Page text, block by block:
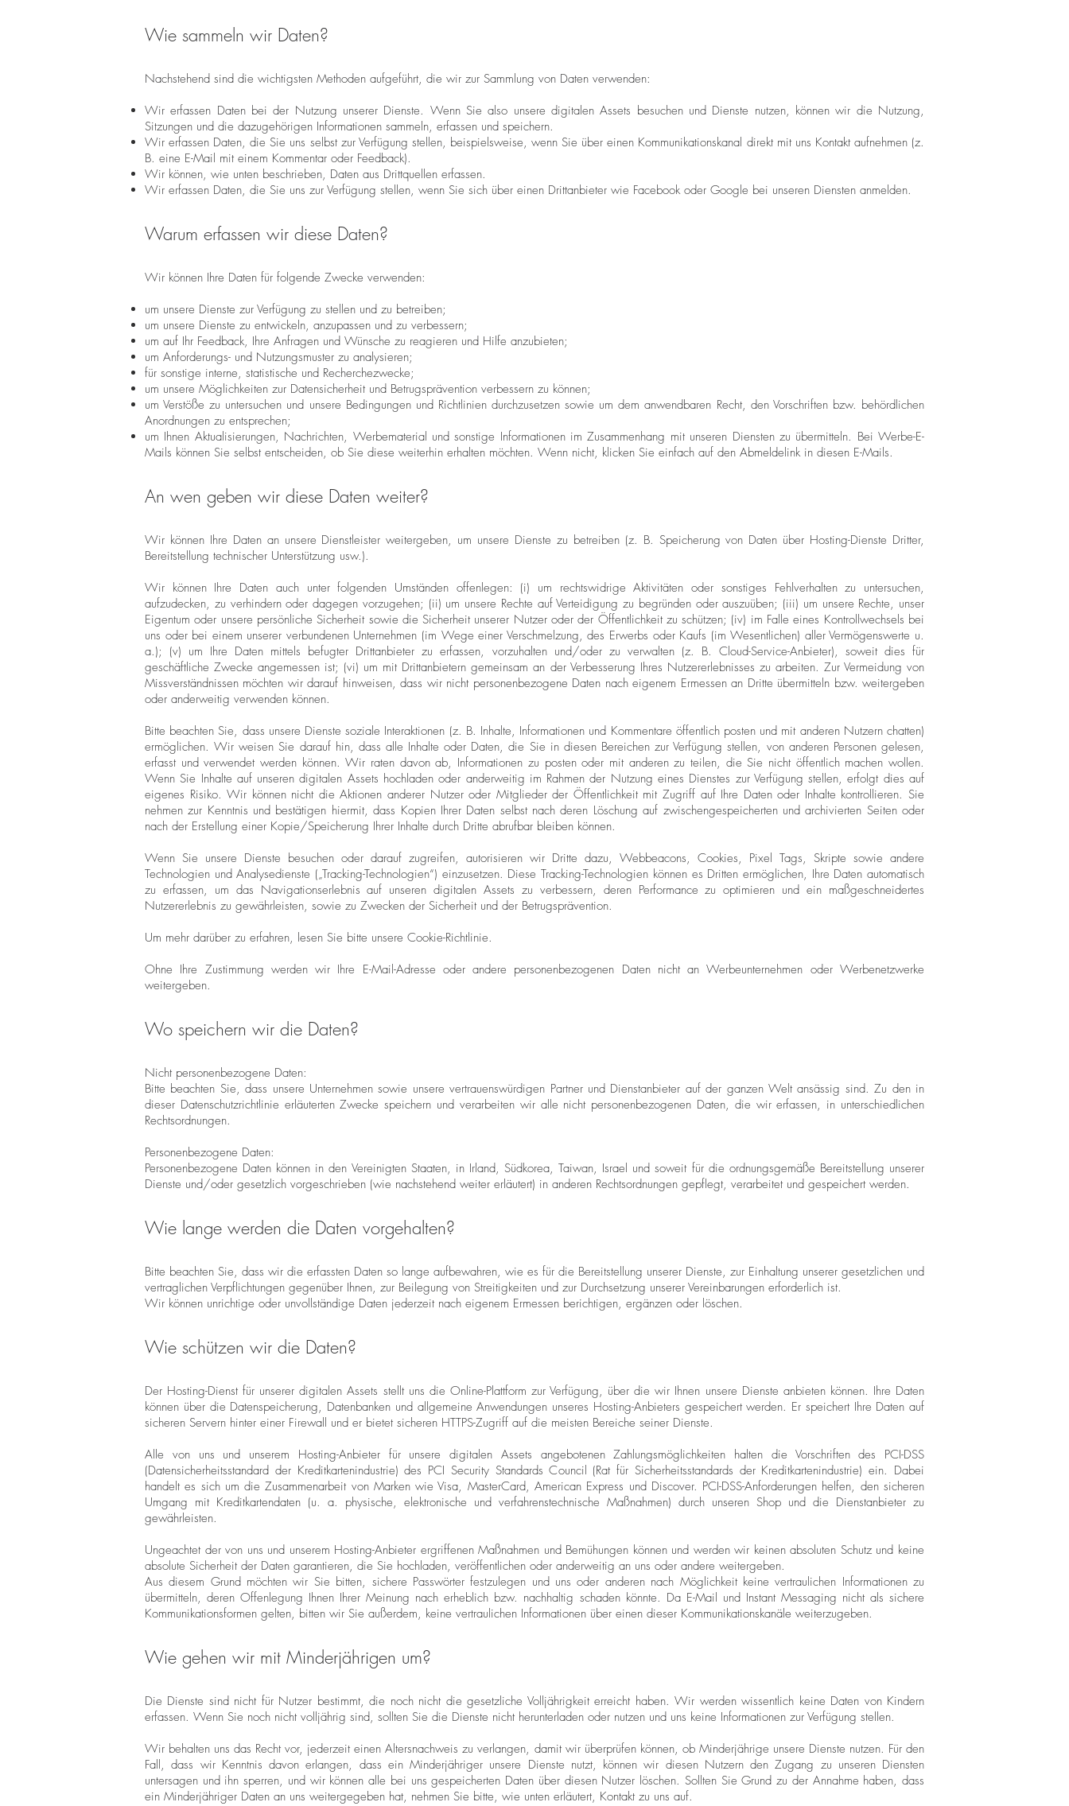
Wie sammeln wir Daten?
Nachstehend sind die wichtigsten Methoden aufgeführt, die wir zur Sammlung von Daten verwenden:
Wir erfassen Daten bei der Nutzung unserer Dienste. Wenn Sie also unsere digitalen Assets besuchen und Dienste nutzen, können wir die Nutzung,
Sitzungen und die dazugehörigen Informationen sammeln, erfassen und speichern.
Wir erfassen Daten, die Sie uns selbst zur Verfügung stellen, beispielsweise, wenn Sie über einen Kommunikationskanal direkt mit uns Kontakt aufnehmen (z.
B. eine E-Mail mit einem Kommentar oder Feedback).
Wir können, wie unten beschrieben, Daten aus Drittquellen erfassen.
Wir erfassen Daten, die Sie uns zur Verfügung stellen, wenn Sie sich über einen Drittanbieter wie Facebook oder Google bei unseren Diensten anmelden.
Warum erfassen wir diese Daten?
Wir können Ihre Daten für folgende Zwecke verwenden:
um unsere Dienste zur Verfügung zu stellen und zu betreiben;
um unsere Dienste zu entwickeln, anzupassen und zu verbessern;
um auf Ihr Feedback, Ihre Anfragen und Wünsche zu reagieren und Hilfe anzubieten;
um Anforderungs- und Nutzungsmuster zu analysieren;
für sonstige interne, statistische und Recherchezwecke;
um unsere Möglichkeiten zur Datensicherheit und Betrugsprävention verbessern zu können;
um Verstöße zu untersuchen und unsere Bedingungen und Richtlinien durchzusetzen sowie um dem anwendbaren Recht, den Vorschriften bzw. behördlichen
Anordnungen zu entsprechen;
um Ihnen Aktualisierungen, Nachrichten, Werbematerial und sonstige Informationen im Zusammenhang mit unseren Diensten zu übermitteln. Bei Werbe-E-
Mails können Sie selbst entscheiden, ob Sie diese weiterhin erhalten möchten. Wenn nicht, klicken Sie einfach auf den Abmeldelink in diesen E-Mails.
An wen geben wir diese Daten weiter?
Wir können Ihre Daten an unsere Dienstleister weitergeben, um unsere Dienste zu betreiben (z. B. Speicherung von Daten über Hosting-Dienste Dritter,
Bereitstellung technischer Unterstützung usw.).
Wir können Ihre Daten auch unter folgenden Umständen offenlegen: (i) um rechtswidrige Aktivitäten oder sonstiges Fehlverhalten zu untersuchen,
aufzudecken, zu verhindern oder dagegen vorzugehen; (ii) um unsere Rechte auf Verteidigung zu begründen oder auszuüben; (iii) um unsere Rechte, unser
Eigentum oder unsere persönliche Sicherheit sowie die Sicherheit unserer Nutzer oder der Öffentlichkeit zu schützen; (iv) im Falle eines Kontrollwechsels bei
uns oder bei einem unserer verbundenen Unternehmen (im Wege einer Verschmelzung, des Erwerbs oder Kaufs (im Wesentlichen) aller Vermögenswerte u.
a.); (v) um Ihre Daten mittels befugter Drittanbieter zu erfassen, vorzuhalten und/oder zu verwalten (z. B. Cloud-Service-Anbieter), soweit dies für
geschäftliche Zwecke angemessen ist; (vi) um mit Drittanbietern gemeinsam an der Verbesserung Ihres Nutzererlebnisses zu arbeiten. Zur Vermeidung von
Missverständnissen möchten wir darauf hinweisen, dass wir nicht personenbezogene Daten nach eigenem Ermessen an Dritte übermitteln bzw. weitergeben
oder anderweitig verwenden können.
Bitte beachten Sie, dass unsere Dienste soziale Interaktionen (z. B. Inhalte, Informationen und Kommentare öffentlich posten und mit anderen Nutzern chatten)
ermöglichen. Wir weisen Sie darauf hin, dass alle Inhalte oder Daten, die Sie in diesen Bereichen zur Verfügung stellen, von anderen Personen gelesen,
erfasst und verwendet werden können. Wir raten davon ab, Informationen zu posten oder mit anderen zu teilen, die Sie nicht öffentlich machen wollen.
Wenn Sie Inhalte auf unseren digitalen Assets hochladen oder anderweitig im Rahmen der Nutzung eines Dienstes zur Verfügung stellen, erfolgt dies auf
eigenes Risiko. Wir können nicht die Aktionen anderer Nutzer oder Mitglieder der Öffentlichkeit mit Zugriff auf Ihre Daten oder Inhalte kontrollieren. Sie
nehmen zur Kenntnis und bestätigen hiermit, dass Kopien Ihrer Daten selbst nach deren Löschung auf zwischengespeicherten und archivierten Seiten oder
nach der Erstellung einer Kopie/Speicherung Ihrer Inhalte durch Dritte abrufbar bleiben können.
Wenn Sie unsere Dienste besuchen oder darauf zugreifen, autorisieren wir Dritte dazu, Webbeacons, Cookies, Pixel Tags, Skripte sowie andere
Technologien und Analysedienste („Tracking-Technologien“) einzusetzen. Diese Tracking-Technologien können es Dritten ermöglichen, Ihre Daten automatisch
zu erfassen, um das Navigationserlebnis auf unseren digitalen Assets zu verbessern, deren Performance zu optimieren und ein maßgeschneidertes
Nutzererlebnis zu gewährleisten, sowie zu Zwecken der Sicherheit und der Betrugsprävention.
Um mehr darüber zu erfahren, lesen Sie bitte unsere Cookie-Richtlinie.
Ohne Ihre Zustimmung werden wir Ihre E-Mail-Adresse oder andere personenbezogenen Daten nicht an Werbeunternehmen oder Werbenetzwerke
weitergeben.
Wo speichern wir die Daten?
Nicht personenbezogene Daten:
Bitte beachten Sie, dass unsere Unternehmen sowie unsere vertrauenswürdigen Partner und Dienstanbieter auf der ganzen Welt ansässig sind. Zu den in
dieser Datenschutzrichtlinie erläuterten Zwecke speichern und verarbeiten wir alle nicht personenbezogenen Daten, die wir erfassen, in unterschiedlichen
Rechtsordnungen.
Personenbezogene Daten:
Personenbezogene Daten können in den Vereinigten Staaten, in Irland, Südkorea, Taiwan, Israel und soweit für die ordnungsgemäße Bereitstellung unserer
Dienste und/oder gesetzlich vorgeschrieben (wie nachstehend weiter erläutert) in anderen Rechtsordnungen gepflegt, verarbeitet und gespeichert werden.
Wie lange werden die Daten vorgehalten?
Bitte beachten Sie, dass wir die erfassten Daten so lange aufbewahren, wie es für die Bereitstellung unserer Dienste, zur Einhaltung unserer gesetzlichen und
vertraglichen Verpflichtungen gegenüber Ihnen, zur Beilegung von Streitigkeiten und zur Durchsetzung unserer Vereinbarungen erforderlich ist.
Wir können unrichtige oder unvollständige Daten jederzeit nach eigenem Ermessen berichtigen, ergänzen oder löschen.
Wie schützen wir die Daten?
Der Hosting-Dienst für unserer digitalen Assets stellt uns die Online-Plattform zur Verfügung, über die wir Ihnen unsere Dienste anbieten können. Ihre Daten
können über die Datenspeicherung, Datenbanken und allgemeine Anwendungen unseres Hosting-Anbieters gespeichert werden. Er speichert Ihre Daten auf
sicheren Servern hinter einer Firewall und er bietet sicheren HTTPS-Zugriff auf die meisten Bereiche seiner Dienste.
Alle von uns und unserem Hosting-Anbieter für unsere digitalen Assets angebotenen Zahlungsmöglichkeiten halten die Vorschriften des PCI-DSS
(Datensicherheitsstandard der Kreditkartenindustrie) des PCI Security Standards Council (Rat für Sicherheitsstandards der Kreditkartenindustrie) ein. Dabei
handelt es sich um die Zusammenarbeit von Marken wie Visa, MasterCard, American Express und Discover. PCI-DSS-Anforderungen helfen, den sicheren
Umgang mit Kreditkartendaten (u. a. physische, elektronische und verfahrenstechnische Maßnahmen) durch unseren Shop und die Dienstanbieter zu
gewährleisten.
Ungeachtet der von uns und unserem Hosting-Anbieter ergriffenen Maßnahmen und Bemühungen können und werden wir keinen absoluten Schutz und keine
absolute Sicherheit der Daten garantieren, die Sie hochladen, veröffentlichen oder anderweitig an uns oder andere weitergeben.
Aus diesem Grund möchten wir Sie bitten, sichere Passwörter festzulegen und uns oder anderen nach Möglichkeit keine vertraulichen Informationen zu
übermitteln, deren Offenlegung Ihnen Ihrer Meinung nach erheblich bzw. nachhaltig schaden könnte. Da E-Mail und Instant Messaging nicht als sichere
Kommunikationsformen gelten, bitten wir Sie außerdem, keine vertraulichen Informationen über einen dieser Kommunikationskanäle weiterzugeben.
Wie gehen wir mit Minderjährigen um?
Die Dienste sind nicht für Nutzer bestimmt, die noch nicht die gesetzliche Volljährigkeit erreicht haben. Wir werden wissentlich keine Daten von Kindern
erfassen. Wenn Sie noch nicht volljährig sind, sollten Sie die Dienste nicht herunterladen oder nutzen und uns keine Informationen zur Verfügung stellen.
Wir behalten uns das Recht vor, jederzeit einen Altersnachweis zu verlangen, damit wir überprüfen können, ob Minderjährige unsere Dienste nutzen. Für den
Fall, dass wir Kenntnis davon erlangen, dass ein Minderjähriger unsere Dienste nutzt, können wir diesen Nutzern den Zugang zu unseren Diensten
untersagen und ihn sperren, und wir können alle bei uns gespeicherten Daten über diesen Nutzer löschen. Sollten Sie Grund zu der Annahme haben, dass
ein Minderjähriger Daten an uns weitergegeben hat, nehmen Sie bitte, wie unten erläutert, Kontakt zu uns auf.